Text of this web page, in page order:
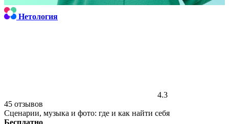
Нетология
4.3
45 отзывов
Сценарии, музыка и фото: где и как найти себя
Бесплатно